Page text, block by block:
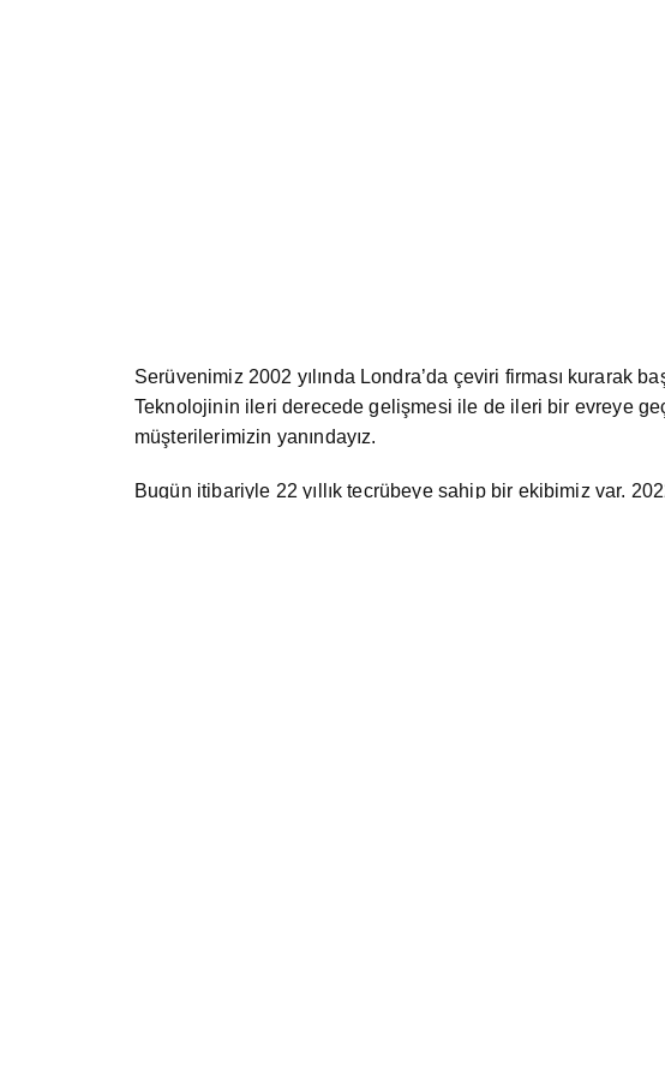
Serüvenimiz 2002 yılında Londra’da çeviri firması kurarak
Teknolojinin ileri derecede gelişmesi ile de ileri bir evreye
müşterilerimizin yanındayız.
Bugün itibariyle 22 yıllık tecrübeye sahip bir ekibimiz var.